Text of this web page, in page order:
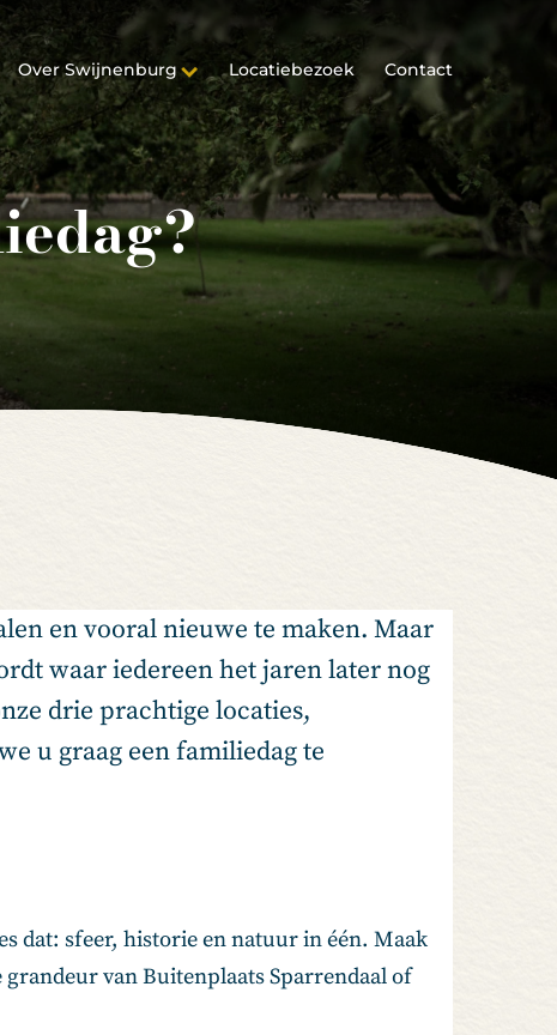
Over Swijnenburg Locatiebezoek Contact
en vooral nieuwe te maken. Maar
waar iedereen het jaren later nog
drie prachtige locaties,
u graag een familiedag te
dat: sfeer, historie en natuur in één. Maak
van Buitenplaats Sparrendaal of